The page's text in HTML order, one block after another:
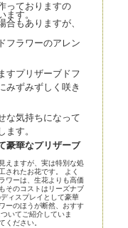
っておりますの
す。
もありますが、
フラワーのアレン
すプリザーブドフ
みずみずしく咲き
な気持ちになって
す。
豪華なプリザーブ
えますが、実は特別な処
されたお花です。 よく
ワーは、生花よりも高価
そのコストはリーズナブ
ィスプレイとして豪華
ーのほうが断然、おすす
いてご紹介していま
ください。